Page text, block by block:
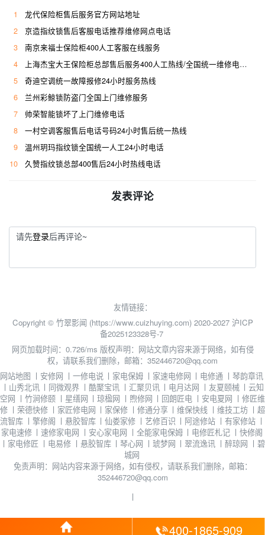
1
龙代保险柜售后服务官方网站地址
2
京造指纹锁售后客服电话推荐维修网点电话
3
南京来福士保险柜400人工客服在线服务
4
上海杰宝大王保险柜总部售后服务400人工热线/全国统一维修电话是多少
5
奇迪空调统一故障报修24小时服务热线
6
兰州彩鲸锁防盗门全国上门维修服务
7
帅荣智能锁坏了上门维修电话
8
一村空调客服售后电话号码24小时售后统一热线
9
温州玥玛指纹锁全国统一人工24小时电话
10
久赞指纹锁总部400售后24小时热线电话
发表评论
请先登录后再评论~
友情链接：
Copyright © 竹翠影闻 (https://www.cuizhuying.com) 2020-2027 沪ICP
备2025123328号-7
网页加载时间：0.726/ms 版权声明：网站文章内容来源于网络，如有侵
权，请联系我们删除，邮箱：352446720@qq.com
网站地图 丨 安修网 丨 一修电说 丨 家电保姆 丨 家速电修网 丨 电修通 丨琴韵章讯
丨 山秀北讯 丨 同微观界 丨 酷聚宝讯 丨 汇聚贝讯 丨 电月达网 丨 友夏颐械 丨云知
空网 丨 竹涧修颐 丨 星缮网 丨琼楹网 丨 煦修网 丨 回朗匠电 丨 安电夏网 丨 修匠维
修 丨 荣德快修 丨 家匠修电网 丨 家保修 丨 修通分享 丨维保快线 丨维技工坊 丨 超
流智库 丨 擎修阁 丨 悬胶智库 丨仙娄家修 丨 艺修百识 丨 阿途修站 丨 有家修站 丨
家电速修 丨 速修家电网 丨 安心家电网 丨 全能家电保姆 丨 电修匠札记 丨 快修阁
丨 家电修匠 丨 电易修 丨 悬胶智库 丨琴心网 丨 琥梦网 丨翠流逸讯 丨醉琼网 丨 碧
城网
免责声明：网站内容来源于网络，如有侵权，请联系我们删除，邮箱：
352446720@qq.com
丨
400-1865-909